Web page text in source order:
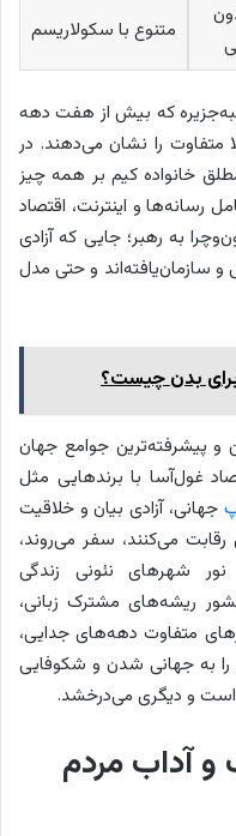
متنوع با سکولاریسم
که بیش از هفت دهه
متفاوت را نشان می‌دهند. در
خانواده کیم بر همه چیز
رسانه‌ها و اینترنت، اقتصاد
به رهبر؛ جایی که آزادی
و سازمان‌یافته‌اند و حتی مدل
بدن چیست؟
و پیشرفته‌ترین جوامع جهان
غول‌آسا با برندهایی مثل
جهانی، آزادی بیان و خلاقیت
می‌کنند، سفر می‌روند،
شهرهای نئونی زندگی
ریشه‌های مشترک زبانی،
متفاوت دهه‌های جدایی،
را به جهانی شدن و شکوفایی
است و دیگری می‌درخشد.
و آداب مردم